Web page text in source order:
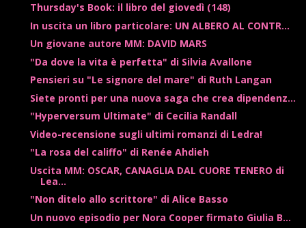
Thursday's Book: il libro del giovedì (148)
In uscita un libro particolare: UN ALBERO AL CONTR...
Un giovane autore MM: DAVID MARS
"Da dove la vita è perfetta" di Silvia Avallone
Pensieri su "Le signore del mare" di Ruth Langan
Siete pronti per una nuova saga che crea dipendenz...
"Hyperversum Ultimate" di Cecilia Randall
Video-recensione sugli ultimi romanzi di Ledra!
"La rosa del califfo" di Renée Ahdieh
Uscita MM: OSCAR, CANAGLIA DAL CUORE TENERO di
Lea...
"Non ditelo allo scrittore" di Alice Basso
Un nuovo episodio per Nora Cooper firmato Giulia B...